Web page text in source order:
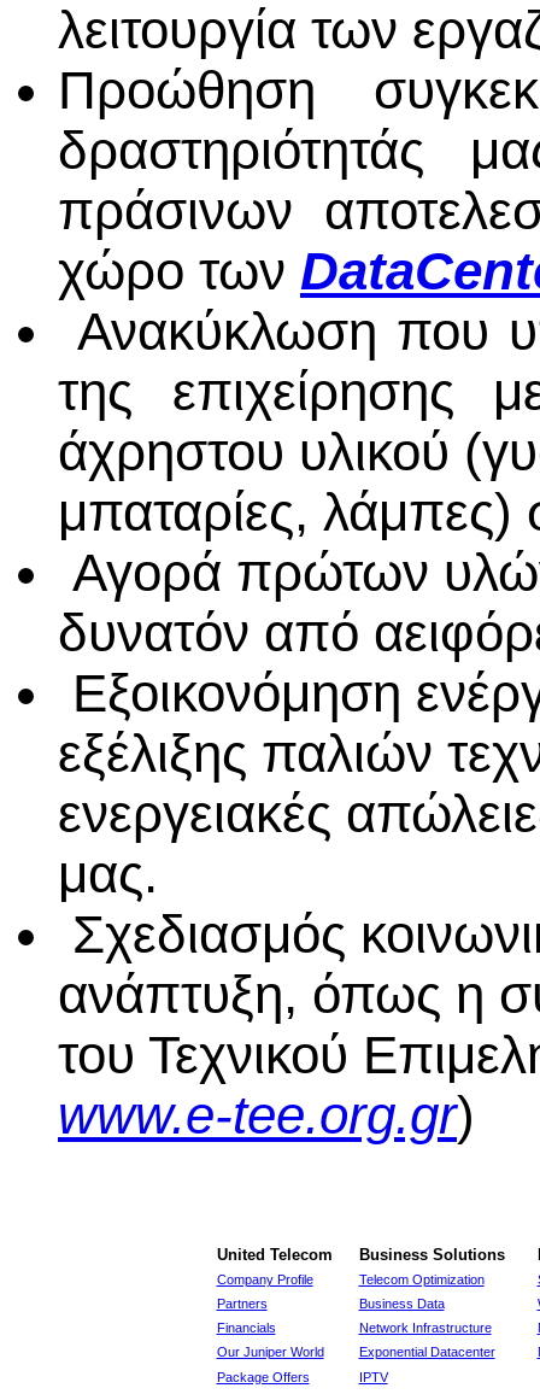
λειτουργία των
Προώθηση
δραστηριότητάς
πράσινων
χώρο των
Ανακύκλωση που
της επιχείρησης
άχρηστου υλικού
μπαταρίες,
Αγορά πρώτων
δυνατόν από
Εξοικονόμηση
εξέλιξης παλιών
ενεργειακές
μας.
Σχεδιασμός
ανάπτυξη, όπως η
του Τεχνικού
www.e-tee.org.gr)
United Telecom Business Solutions
Company Profile Telecom Optimization
Partners
Business Data
Financials
Network Infrastructure
Our Juniper World
Exponential Datacenter
Package Offers
IPTV